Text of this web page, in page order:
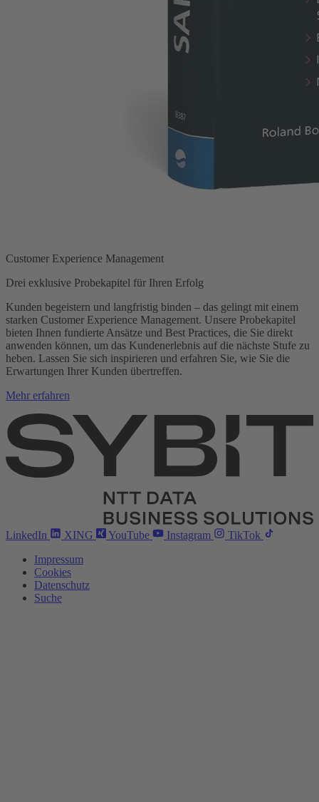
Customer Experience Management
Drei exklusive Probekapitel für Ihren Erfolg
Kunden begeistern und langfristig binden – das gelingt mit einem
starken Customer Experience Management. Unsere Probekapitel
bieten Ihnen fundierte Ansätze und Best Practices, die Sie direkt
anwenden können, um das Kundenerlebnis auf die nächste Stufe zu
heben. Lassen Sie sich inspirieren und erfahren Sie, wie Sie die
Erwartungen Ihrer Kunden übertreffen.
Mehr erfahren
LinkedIn XING YouTube Instagram
TikTok
Impressum
Cookies
Datenschutz
Suche